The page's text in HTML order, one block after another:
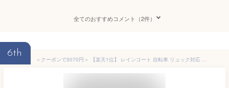
全てのおすすめコメント（2件）
6th
＜クーポンで3070円＞ 【楽天1位】 レインコート 自転車 リュック対応 レインポンチョ メンズ レディース 軽量 フード付き 防水 透湿 通勤 通学 おしゃれ ハイポンチョ レインウェア ロング丈 カッパ 雨具 自転車用 男女兼用 綺麗 バイク 旅行 アウトドア